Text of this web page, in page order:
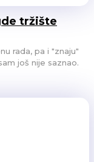
tržište
rada, pa i "znaju"
još nije saznao.